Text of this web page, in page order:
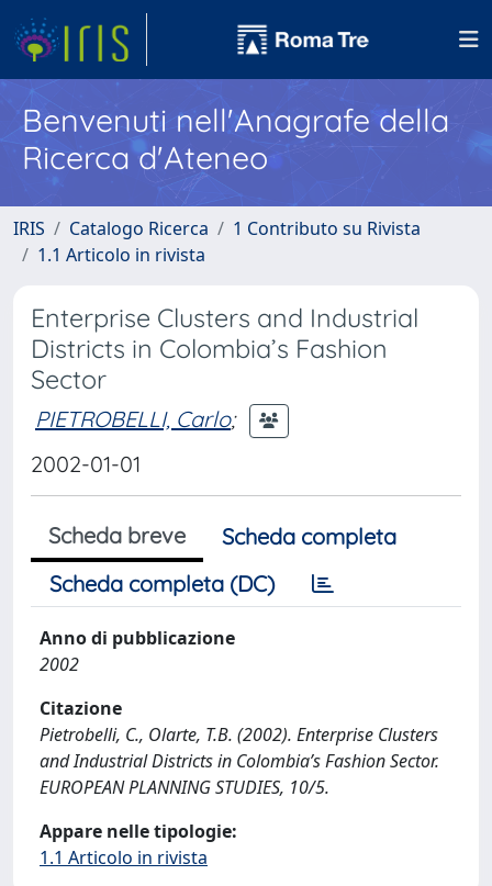
Benvenuti nell'Anagrafe della
Ricerca d'Ateneo
IRIS Catalogo Ricerca
1 Contributo su Rivista
1.1 Articolo in rivista
Enterprise Clusters and Industrial
Districts in Colombia’s Fashion
Sector
PIETROBELLI, Carlo;
2002-01-01
Scheda breve
Scheda completa
Scheda completa (DC)
Anno di pubblicazione
2002
Citazione
Pietrobelli, C., Olarte, T.B. (2002). Enterprise Clusters
and Industrial Districts in Colombia’s Fashion Sector.
EUROPEAN PLANNING STUDIES, 10/5.
Appare nelle tipologie:
1.1 Articolo in rivista